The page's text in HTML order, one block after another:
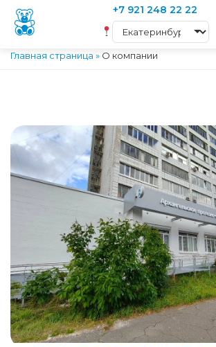
+7 921 248 22 22
Главная страница » О компании